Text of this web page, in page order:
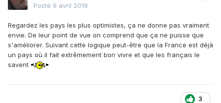
Posté 9 avril 2019
Regardez les pays les plus optimistes, ça ne donne pas vraiment
envie. De leur point de vue on comprend que ça ne puisse que
s'améliorer. Suivant cette logique peut-être que la France est déjà
un pays où il fait extrêmement bon vivre et que les français le
savent
3